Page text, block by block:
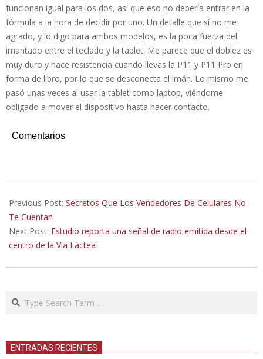
funcionan igual para los dos, así que eso no debería entrar en la
fórmula a la hora de decidir por uno. Un detalle que sí no me
agrado, y lo digo para ambos modelos, es la poca fuerza del
imantado entre el teclado y la tablet. Me parece que el doblez es
muy duro y hace resistencia cuando llevas la P11 y P11 Pro en
forma de libro, por lo que se desconecta el imán. Lo mismo me
pasó unas veces al usar la tablet como laptop, viéndome
obligado a mover el dispositivo hasta hacer contacto.
Comentarios
09-
10
Previous Post: Secretos Que Los Vendedores De Celulares No
Te Cuentan
Next Post: Estudio reporta una señal de radio emitida desde el
centro de la Vía Láctea
Search
ENTRADAS RECIENTES